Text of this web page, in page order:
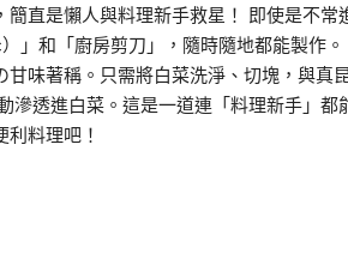
直是懶人與料理新手救星！ 即使是不常
」和「廚房剪刀」，隨時隨地都能製作。
味著稱。只需將白菜洗淨、切塊，與真
滲透進白菜。這是一道連「料理新手」都
料理吧！